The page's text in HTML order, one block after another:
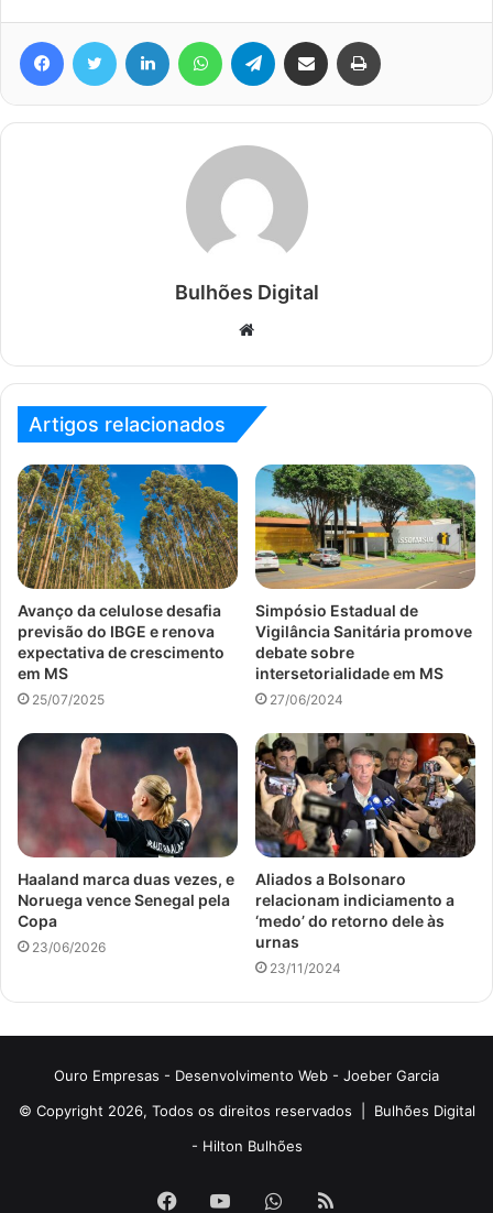
FacebookTwitter Linkedin WhatsAppTelegram Compartilhar via e-mail
Bulhões Digital
Website
Artigos relacionados
Avanço da celulose desafia
previsão do IBGE e renova
expectativa de crescimento
em MS
25/07/2025
Simpósio Estadual de
Vigilância Sanitária promove
debate sobre
intersetorialidade em MS
27/06/2024
Haaland marca duas vezes, e
Noruega vence Senegal pela
Copa
23/06/2026
Aliados a Bolsonaro
relacionam indiciamento a
‘medo’ do retorno dele às
urnas
23/11/2024
Ouro Empresas - Desenvolvimento Web - Joeber Garcia
© Copyright 2026, Todos os direitos reservados | Bulhões Digital
- Hilton Bulhões
Facebook
YouTubeWhatsApp
RSS